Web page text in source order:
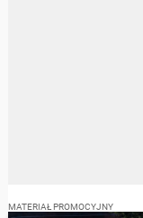
MATERIAŁ PROMOCYJNY